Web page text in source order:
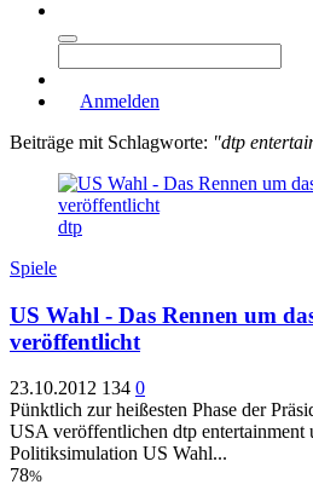
Anmelden
Beiträge mit Schlagworte: "dtp
dtp
Spiele
US Wahl - Das Rennen um
veröffentlicht
23.10.2012 134 0
Pünktlich zur heißesten Phase der
USA veröffentlichen dtp entertainment
Politiksimulation US Wahl...
78%